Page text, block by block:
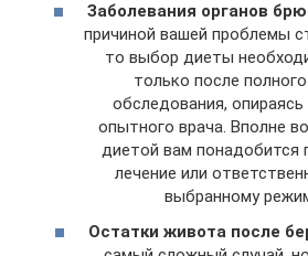
Заболевания органов
причиной вашей проблемы
то выбор диеты
только после
обследования,
опытного врача. Вполне
диетой вам понадобится
лечение или
выбранному
Остатки живота после